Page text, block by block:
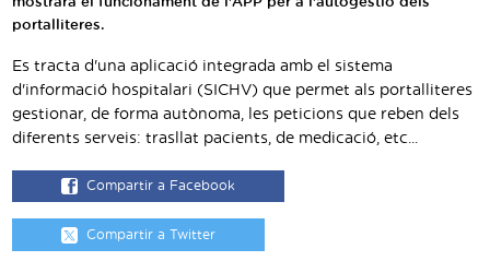
Traductor
Segueix-nos:
portalliteres.
Es tracta d'una aplicació integrada amb el sistema
d'informació hospitalari (SICHV) que permet als portalliteres
gestionar, de forma autònoma, les peticions que reben dels
diferents serveis: trasllat pacients, de medicació, etc...
Compartir a Facebook
Compartir a Twitter